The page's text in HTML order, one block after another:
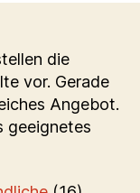
die
vor. Gerade
Angebot.
geeignetes